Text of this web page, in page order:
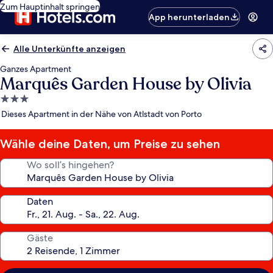
Zum Hauptinhalt springen
App herunterladen
Alle Unterkünfte anzeigen
Ganzes Apartment
Marquês Garden House by Olivia
3.0-
Sterne-
Dieses Apartment in der Nähe von Atlstadt von Porto
Wähle deine Daten, um Preise zu sehen
Wo soll’s hingehen?
Daten
Gäste